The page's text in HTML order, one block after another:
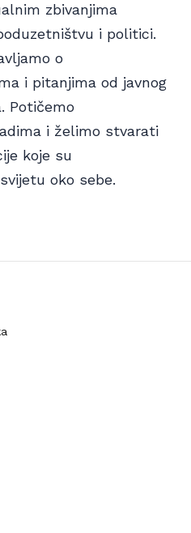
zbivanjima
i politici.
o
i pitanjima od javnog
Potičemo
i želimo stvarati
koje su
oko sebe.